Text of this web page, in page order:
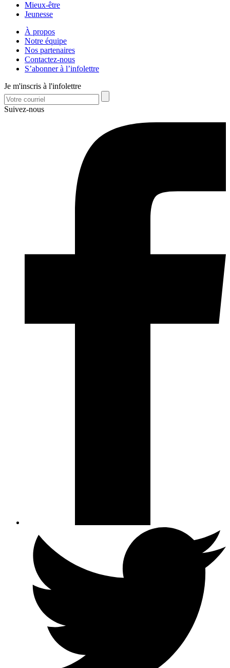
Mieux-être
Jeunesse
À propos
Notre équipe
Nos partenaires
Contactez-nous
S’abonner à l’infolettre
Je m'inscris à l'infolettre
Suivez-nous